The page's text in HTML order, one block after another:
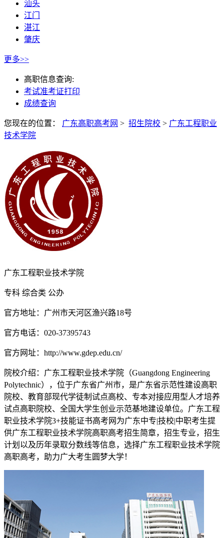
汕头
江门
湛江
肇庆
更多>>
高职信息查询:
考试准考证打印
成绩查询
您现在的位置： 广东高职高考网 > 招生院校 > 广东工程职业
技术学院
广东工程职业技术学院
专科 综合类 公办
官方地址：广州市天河区渔兴路18号
官方电话：020-37395743
官方网址：http://www.gdep.edu.cn/
院校介绍： 广东工程职业技术学院（Guangdong Engineering
Polytechnic），位于广东省广州市，是广东省示范性建设高职
院校、教育部现代学徒制试点高校、专本对接应用型人才培养
试点高职院校、全国大学生创业示范基地建设单位。广东工程
职业技术学院3+技能证书高考网为广东中专|技校|中职考生提
供广东工程职业技术学院高职高考招生简章，招生专业，招生
计划以及历年录取分数线等信息，选择广东工程职业技术学院
高职高考，助力广大考生圆梦大学！